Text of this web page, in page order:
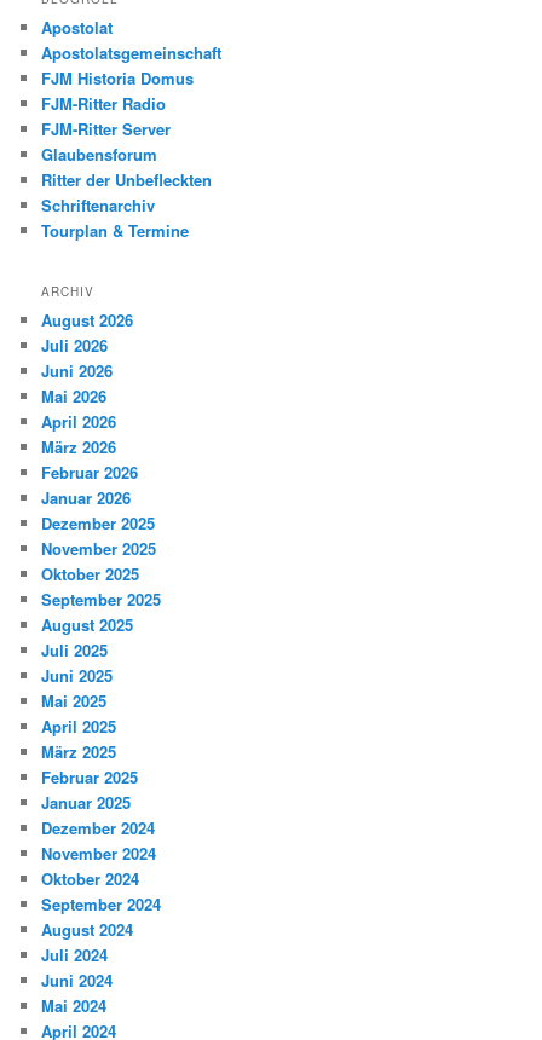
Apostolat
Apostolatsgemeinschaft
FJM Historia Domus
FJM-Ritter Radio
FJM-Ritter Server
Glaubensforum
Ritter der Unbefleckten
Schriftenarchiv
Tourplan & Termine
ARCHIV
August 2026
Juli 2026
Juni 2026
Mai 2026
April 2026
März 2026
Februar 2026
Januar 2026
Dezember 2025
November 2025
Oktober 2025
September 2025
August 2025
Juli 2025
Juni 2025
Mai 2025
April 2025
März 2025
Februar 2025
Januar 2025
Dezember 2024
November 2024
Oktober 2024
September 2024
August 2024
Juli 2024
Juni 2024
Mai 2024
April 2024